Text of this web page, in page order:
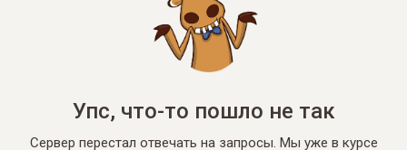
Упс, что-то пошло не так
Сервер перестал отвечать на запросы. Мы уже в курсе